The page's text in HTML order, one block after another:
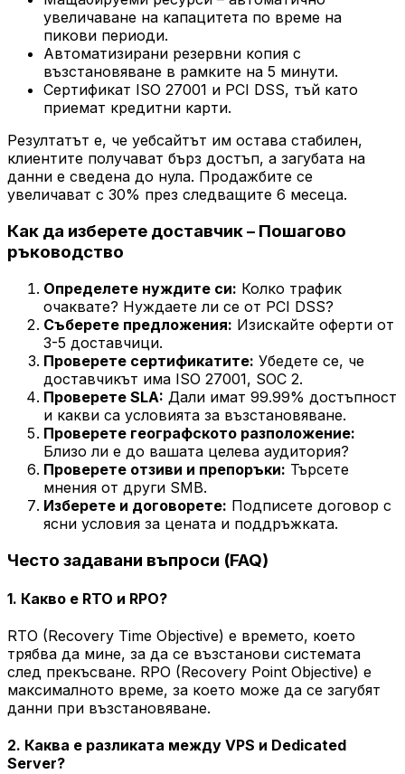
увеличаване на капацитета по време на
пикови периоди.
Автоматизирани резервни копия с
възстановяване в рамките на 5 минути.
Сертификат ISO 27001 и PCI DSS, тъй като
приемат кредитни карти.
Резултатът е, че уебсайтът им остава стабилен,
клиентите получават бърз достъп, а загубата на
данни е сведена до нула. Продажбите се
увеличават с 30% през следващите 6 месеца.
Как да изберете доставчик – Пошагово
ръководство
Определете нуждите си: Колко трафик
очаквате? Нуждаете ли се от PCI DSS?
Съберете предложения: Изискайте оферти от
3-5 доставчици.
Проверете сертификатите: Убедете се, че
доставчикът има ISO 27001, SOC 2.
Проверете SLA: Дали имат 99.99% достъпност
и какви са условията за възстановяване.
Проверете географското разположение:
Близо ли е до вашата целева аудитория?
Проверете отзиви и препоръки: Търсете
мнения от други SMB.
Изберете и договорете: Подписете договор с
ясни условия за цената и поддръжката.
Често задавани въпроси (FAQ)
1. Какво е RTO и RPO?
RTO (Recovery Time Objective) е времето, което
трябва да мине, за да се възстанови системата
след прекъсване. RPO (Recovery Point Objective) е
максималното време, за което може да се загубят
данни при възстановяване.
2. Каква е разликата между VPS и Dedicated
Server?